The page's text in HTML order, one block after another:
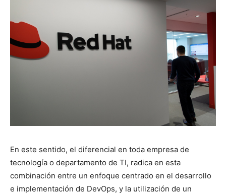
En este sentido, el diferencial en toda empresa de
tecnología o departamento de TI, radica en esta
combinación entre un enfoque centrado en el desarrollo
e implementación de DevOps, y la utilización de un